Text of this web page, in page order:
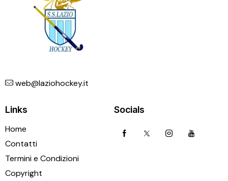
web@laziohockey.it
Links
Home
Contatti
Termini e Condizioni
Copyright
Socials